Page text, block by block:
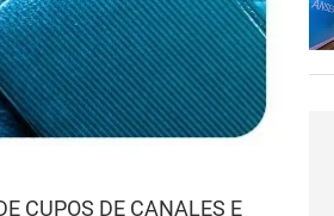
CUPOS DE CANALES E